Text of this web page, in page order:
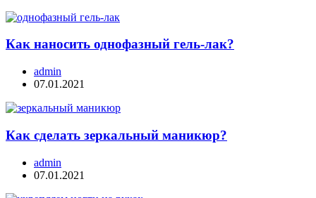
Как наносить однофазный гель-лак?
admin
07.01.2021
Как сделать зеркальный маникюр?
admin
07.01.2021